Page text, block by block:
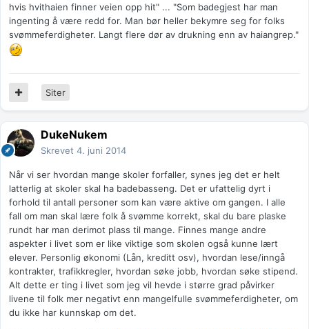
hvis hvithaien finner veien opp hit" ... "Som badegjest har man
ingenting å være redd for. Man bør heller bekymre seg for folks
svømmeferdigheter. Langt flere dør av drukning enn av haiangrep."
Siter
DukeNukem
Skrevet 4. juni 2014
Når vi ser hvordan mange skoler forfaller, synes jeg det er helt
latterlig at skoler skal ha badebasseng. Det er ufattelig dyrt i
forhold til antall personer som kan være aktive om gangen. I alle
fall om man skal lære folk å svømme korrekt, skal du bare plaske
rundt har man derimot plass til mange. Finnes mange andre
aspekter i livet som er like viktige som skolen også kunne lært
elever. Personlig økonomi (Lån, kreditt osv), hvordan lese/inngå
kontrakter, trafikkregler, hvordan søke jobb, hvordan søke stipend.
Alt dette er ting i livet som jeg vil hevde i større grad påvirker
livene til folk mer negativt enn mangelfulle svømmeferdigheter, om
du ikke har kunnskap om det.